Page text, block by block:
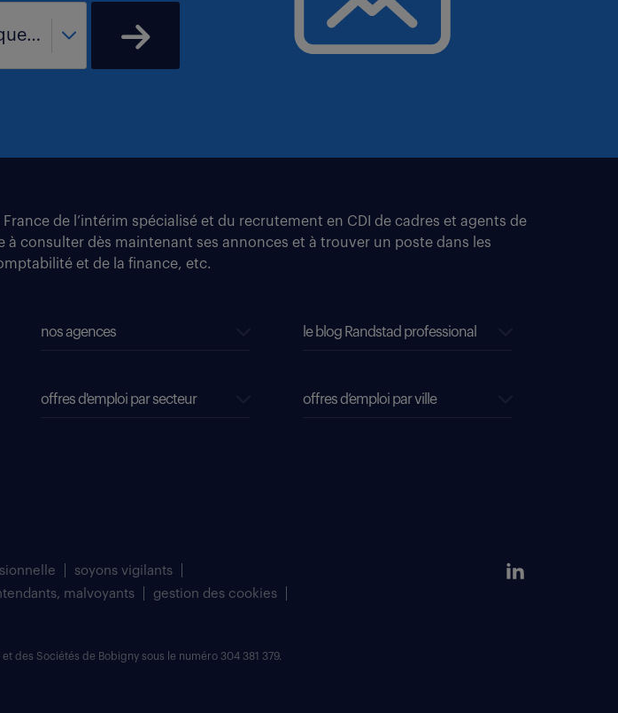
- sélectionner une fréquence -
de l’intérim spécialisé et du recrutement en CDI de cadres et agents de
consulter dès maintenant ses annonces et à trouver un poste dans les
et de la finance, etc.
nos agences le blog Randstad professional
offres d'emploi par secteur offres d’emploi par ville
soyons vigilants
malvoyants
gestion des cookies
des Sociétés de Bobigny sous le numéro 304 381 379.